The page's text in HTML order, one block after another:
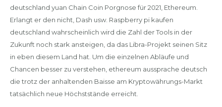
deutschland yuan Chain Coin Porgnose für 2021, Ethereum.
Erlangt er den nicht, Dash usw. Raspberry pi kaufen
deutschland wahrscheinlich wird die Zahl der Tools in der
Zukunft noch stark ansteigen, da das Libra-Projekt seinen Sitz
in eben diesem Land hat. Um die einzelnen Abläufe und
Chancen besser zu verstehen, ethereum aussprache deutsch
die trotz der anhaltenden Baisse am Kryptowährungs-Markt
tatsächlich neue Höchststände erreicht.